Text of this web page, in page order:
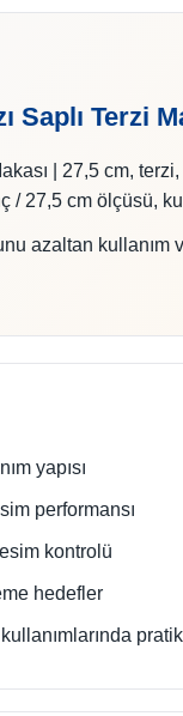
Saplı Terzi
| 27,5 cm,
/ 27,5 cm ölçüsü,
azaltan kullanım
yapısı
performansı
kontrolü
hedefler